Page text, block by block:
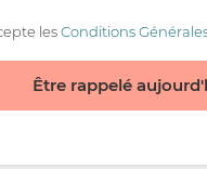
lesConditions
Être rappelé